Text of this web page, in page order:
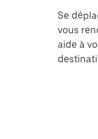
Se
vous
aide à